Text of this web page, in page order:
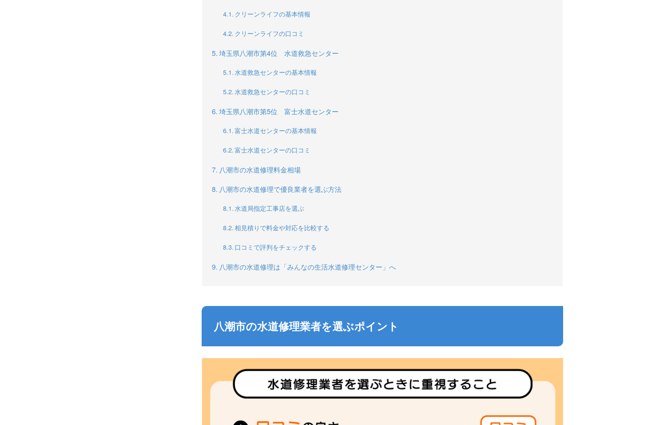
クリーンライフの基本情報
クリーンライフの口コミ
埼玉県八潮市第4位 水道救急センター
水道救急センターの基本情報
水道救急センターの口コミ
埼玉県八潮市第5位 富士水道センター
富士水道センターの基本情報
富士水道センターの口コミ
八潮市の水道修理料金相場
八潮市の水道修理で優良業者を選ぶ方法
水道局指定工事店を選ぶ
相見積りで料金や対応を比較する
口コミで評判をチェックする
八潮市の水道修理は「みんなの生活水道修理センター」へ
八潮市の水道修理業者を選ぶポイント